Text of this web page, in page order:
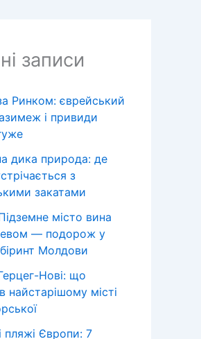
записи
Ринком: єврейський
і привиди
дика природа: де
з
закатами
місто вина
— подорож у
Молдови
Нові: що
найстарішому місті
пляжі Європи: 7